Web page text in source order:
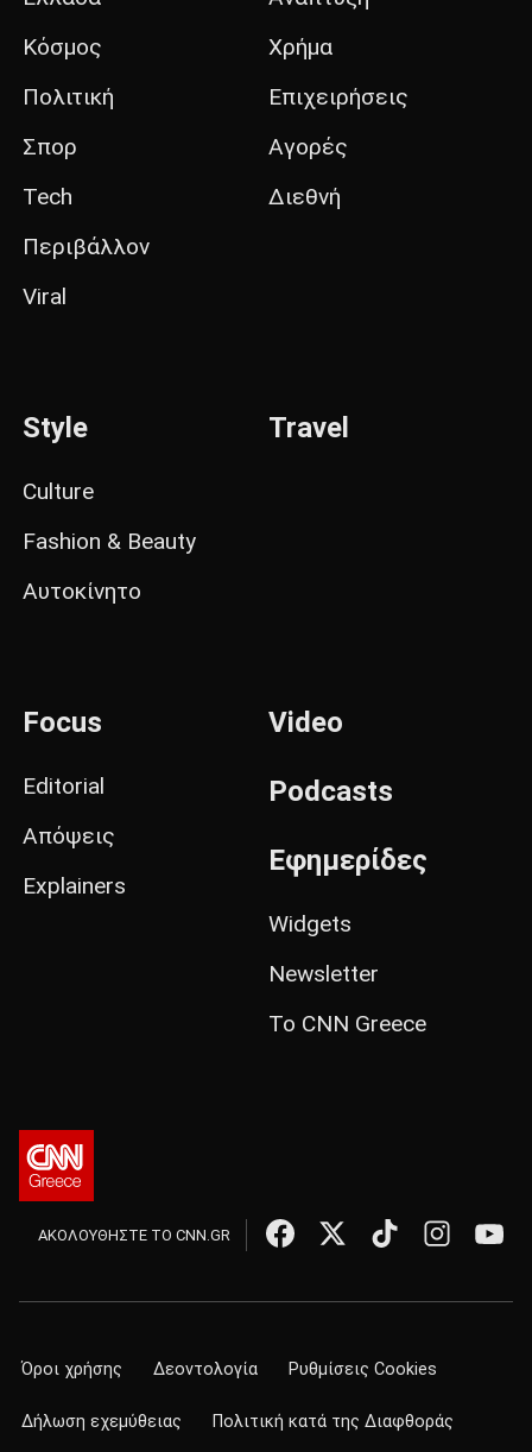
Κόσμος
Πολιτική
Σπορ
Tech
Περιβάλλον
Viral
Χρήμα
Επιχειρήσεις
Αγορές
Διεθνή
Style
Culture
Fashion & Beauty
Αυτοκίνητο
Travel
Focus
Editorial
Απόψεις
Explainers
Video
Podcasts
Εφημερίδες
Widgets
Newsletter
Το CNN Greece
ΑΚΟΛΟΥΘΗΣΤΕ ΤΟ CNN.GR
Όροι χρήσης Δεοντολογία Ρυθμίσεις Cookies
Δήλωση εχεμύθειας Πολιτική κατά της Διαφθοράς